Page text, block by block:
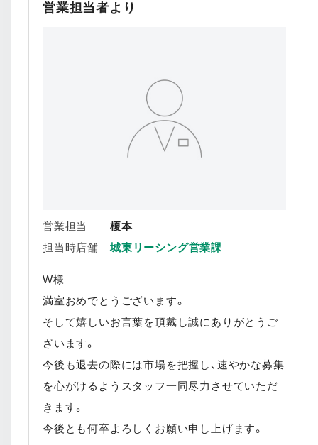
営業担当者より
営業担当
榎本
担当時店舗
城東リーシング営業課
W様
満室おめでとうございます。
そして嬉しいお言葉を頂戴し誠にありがとうご
ざいます。
今後も退去の際には市場を把握し、速やかな募集
を心がけるようスタッフ一同尽力させていただ
きます。
今後とも何卒よろしくお願い申し上げます。